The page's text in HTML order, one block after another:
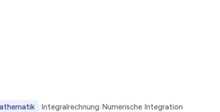
Integralrechnung Numerische Integration